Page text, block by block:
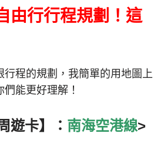
由行行程規劃！這
行程的規劃，我簡單的用地圖上
能更好理解！
遊卡】： 南海空港線>